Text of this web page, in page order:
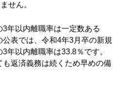
せん。
3年以内離職率は一定数ある
公表では、令和4年3月卒の新規
年以内離職率は33.8％です。
も返済義務は続くため早めの備